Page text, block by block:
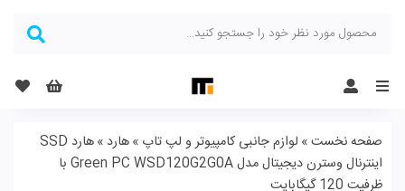
Menu
صفحه نخست» لوازم جانبی کامپیوتر و لپ تاپ »هارد »
هارد SSD
اینترنال وسترن دیجیتال مدل Green PC WSD120G2G0A با
ظرفیت 120 گیگابایت